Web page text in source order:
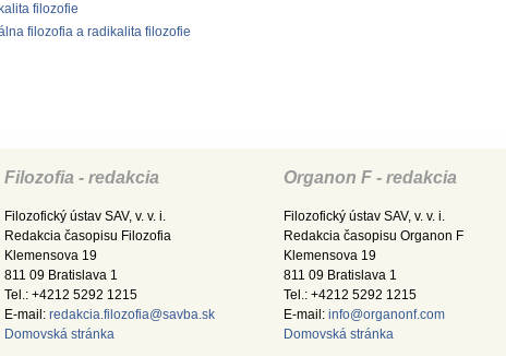
filozofie
filozofia a radikalita filozofie
Filozofia - redakcia
Filozofický ústav SAV, v. v. i.
Redakcia časopisu Filozofia
Klemensova 19
811 09 Bratislava 1
Tel.: +4212 5292 1215
E-mail: redakcia.filozofia@savba.sk
Domovská stránka
Organon F - redakcia
Filozofický ústav SAV, v. v. i.
Redakcia časopisu Organon F
Klemensova 19
811 09 Bratislava 1
Tel.: +4212 5292 1215
E-mail: info@organonf.com
Domovská stránka